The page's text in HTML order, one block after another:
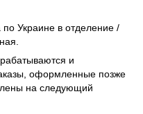
по Украине в отделение /
и
оформленные позже
на следующий